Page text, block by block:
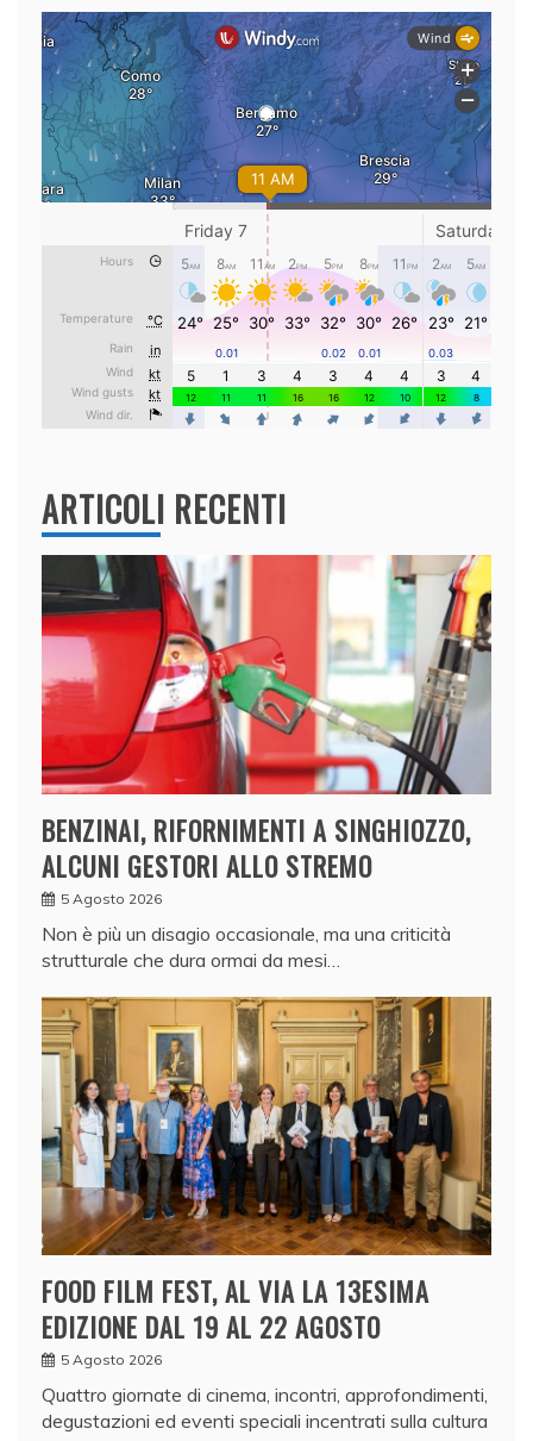
ARTICOLI RECENTI
BENZINAI, RIFORNIMENTI A SINGHIOZZO,
ALCUNI GESTORI ALLO STREMO
5 Agosto 2026
Non è più un disagio occasionale, ma una criticità
strutturale che dura ormai da mesi…
FOOD FILM FEST, AL VIA LA 13ESIMA
EDIZIONE DAL 19 AL 22 AGOSTO
5 Agosto 2026
Quattro giornate di cinema, incontri, approfondimenti,
degustazioni ed eventi speciali incentrati sulla cultura